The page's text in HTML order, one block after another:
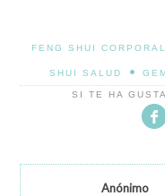
FENG SHUI CORPORAL
SHUI SALUD •
SI TE HA
Anónimo